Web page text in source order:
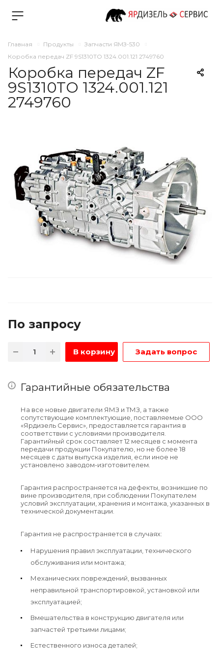
Главная Продукты
Запчасти ЯМЗ-530
Коробка передач ZF 9S1310TO 1324.001.121 2749760
Коробка передач ZF
9S1310TO 1324.001.121
2749760
По запросу
В корзину Задать вопрос
Гарантийные обязательства
На все новые двигатели ЯМЗ и ТМЗ, а также
сопутствующие комплектующие, поставляемые ООО
«Ярдизель Сервис», предоставляется гарантия в
соответствии с условиями производителя.
Гарантийный срок составляет 12 месяцев с момента
передачи продукции Покупателю, но не более 18
месяцев с даты выпуска изделия, если иное не
установлено заводом-изготовителем.
Гарантия распространяется на дефекты, возникшие по
вине производителя, при соблюдении Покупателем
условий эксплуатации, хранения и монтажа, указанных в
технической документации.
Гарантия не распространяется в случаях:
Нарушения правил эксплуатации, технического
обслуживания или монтажа;
Механических повреждений, вызванных
неправильной транспортировкой, установкой или
эксплуатацией;
Вмешательства в конструкцию двигателя или
запчастей третьими лицами;
Естественного износа деталей;